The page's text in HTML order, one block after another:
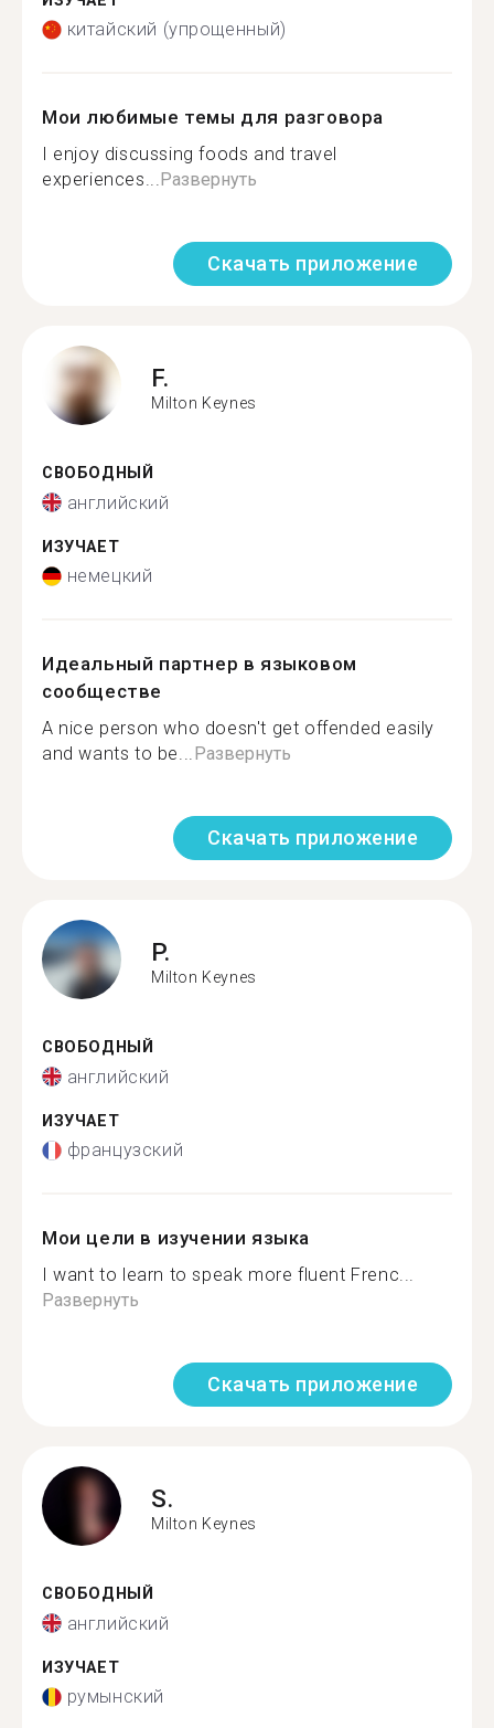
китайский (упрощенный)
Мои любимые темы для разговора
I enjoy discussing foods and travel
experiences...Развернуть
Скачать приложение
F.
Milton Keynes
СВОБОДНЫЙ
английский
ИЗУЧАЕТ
немецкий
Идеальный партнер в языковом
сообществе
A nice person who doesn't get offended easily
and wants to be...Развернуть
Скачать приложение
P.
Milton Keynes
СВОБОДНЫЙ
английский
ИЗУЧАЕТ
французский
Мои цели в изучении языка
I want to learn to speak more fluent Frenc...
Развернуть
Скачать приложение
S.
Milton Keynes
СВОБОДНЫЙ
английский
ИЗУЧАЕТ
румынский